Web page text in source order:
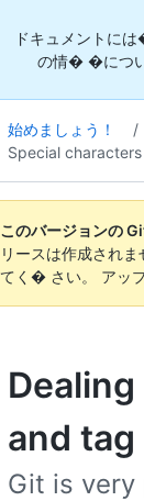
ドキュメントに
の情� �につい
始めましょう！ /
Special
このバージョンの
リースは作成され
てく� さい。 アッ
and
Git is